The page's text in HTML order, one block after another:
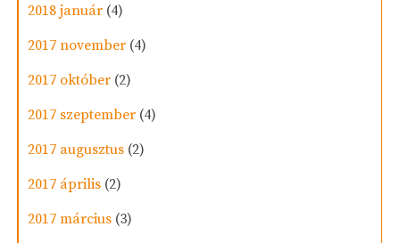
2018 január (4)
2017 november (4)
2017 október (2)
2017 szeptember (4)
2017 augusztus (2)
2017 április (2)
2017 március (3)